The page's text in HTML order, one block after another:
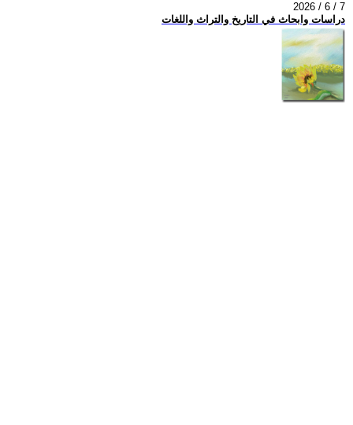
2026 / 6 / 7
دراسات وابحاث في التاريخ والتراث واللغات